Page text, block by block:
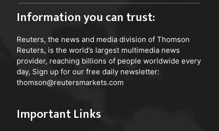
Information you can trust:
Reuters, the news and media division of Thomson
Reuters, is the world’s largest multimedia news
provider, reaching billions of people worldwide every
day, Sign up for our free daily newsletter:
thomson@reutersmarkets.com
Important Links